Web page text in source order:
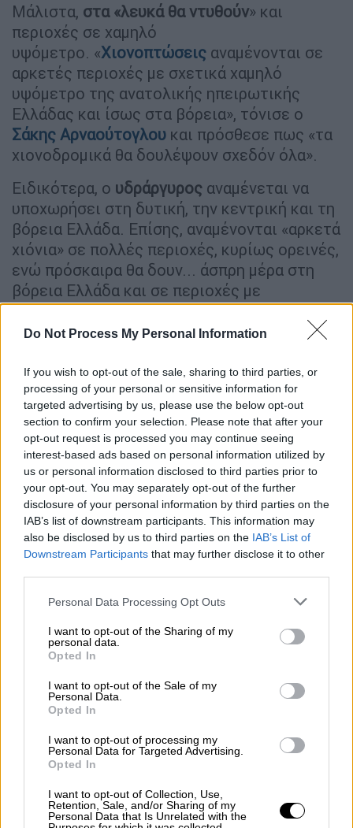
Do Not Process My Personal Information
If you wish to opt-out of the sale, sharing to third parties, or
processing of your personal or sensitive information for
targeted advertising by us, please use the below opt-out
section to confirm your selection. Please note that after your
opt-out request is processed you may continue seeing
interest-based ads based on personal information utilized by
us or personal information disclosed to third parties prior to
your opt-out. You may separately opt-out of the further
disclosure of your personal information by third parties on the
IAB’s list of downstream participants. This information may
also be disclosed by us to third parties on the IAB’s List of
Downstream Participants that may further disclose it to other
Please note that this website/app uses one or more Google
not limited to your visit or usage behaviour. You may click to
grant or deny consent to Google and its third-party tags to
use your data for below specified purposes in below Google
consent section.
Personal Data Processing Opt Outs
I want to opt-out of the Sharing of my
personal data.
Opted In
I want to opt-out of the Sale of my
Personal Data.
Opted In
I want to opt-out of processing my
Personal Data for Targeted Advertising.
Opted In
I want to opt-out of Collection, Use,
Retention, Sale, and/or Sharing of my
Personal Data that Is Unrelated with the
Μάλιστα, στα «λευκά θα ντυθούν» και
περιοχές σε χαμηλό
υψόμετρο. «Χιονοπτώσεις αναμένονται σε
αρκετές περιοχές με σχετικά χαμηλό
υψόμετρο της ανατολικής ηπειρωτικής
Ελλάδας και ίσως στα βόρεια», τόνισε ο
Σάκης Αρναούτογλου και πρόσθεσε πως «τα
χιονοδρομικά θα δουλέψουν σχεδόν όλα».
Ειδικότερα, ο υδράργυρος αναμένεται να
υποχωρήσει στη δυτική, την κεντρική και τη
βόρεια Ελλάδα. Επίσης, αναμένονται «αρκετά
χιόνια» σε πολλές περιοχές, κυρίως ορεινές,
ενώ πρόσκαιρα θα δουν... άσπρη μέρα στη
βόρεια Ελλάδα και σε περιοχές με
χαμηλότερο υψόμετρο.
Σε ό,τι αφορά στα Χριστούγεννα, κατά πάσα
πιθανότητα καλύτερο καιρό θα έχει στη
δυτική Ελλάδα.Δηλαδή, στα Επτάνησα, ίσως
στην Ήπειρο, στη δυτική Πελοπόννησο και
τη δυτική Στερεά Ελλάδα.
«Στην υπόλοιπη χώρα εντοπίζεται ο πιο
χριστουγεννιάτικος καιρός, με
χιονοπτώσεις , βροχές, ίσως και καταιγίδες
στο Αιγαίο», συμπλήρωσε ο Σάκης
Αρναούτογλου στο δελτίο καιρό που
ανέβασε στο YouTube την Τετάρτη (18/12).
Αναλυτικά
Όσον αφορά την πρόγνωση για τον καιρό των
επόμενων ημερών, την
(19/12) δεν
βράδυ στα δυτικά. Τα σύννεφα θα κάνουν την
εμφάνισή τους σε αρκετές περιοχές τη
χώρας, αλλά είναι στα δυτικά όπου θα
πυκνώσουν, με αποτέλεσμα να υπάρξουν
φαινόμενα.
Παρασκευή20 Δεκεμβρίου, από το